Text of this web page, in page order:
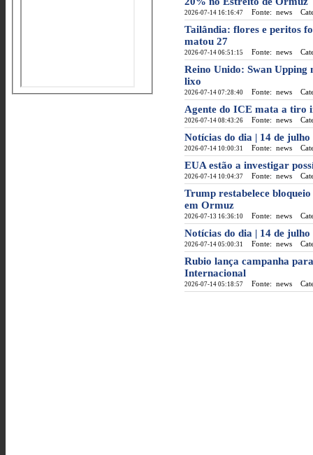
2026-07-14 16:16:47 Fonte: news
Tailândia: flores e peritos
matou 27
2026-07-14 06:51:15 Fonte: news
Reino Unido: Swan Upping
lixo
2026-07-14 07:28:40 Fonte: news
Agente do ICE mata a tiro
2026-07-14 08:43:26 Fonte: news
Notícias do dia | 14 de
2026-07-14 10:00:31 Fonte: news
EUA estão a investigar
2026-07-14 10:04:37 Fonte: news
Trump restabelece
em Ormuz
2026-07-13 16:36:10 Fonte: news
Notícias do dia | 14 de
2026-07-14 05:00:31 Fonte: news
Rubio lança campanha
Internacional
2026-07-14 05:18:57 Fonte: news